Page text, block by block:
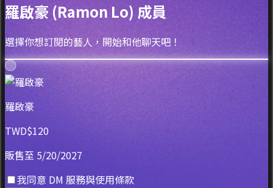
羅啟豪 (Ramon Lo) 成員
選擇你想訂閱的藝人，開始和他聊天吧！
羅啟豪
TWD$120
販售至 5/20/2027
我同意 DM 服務與使用條款